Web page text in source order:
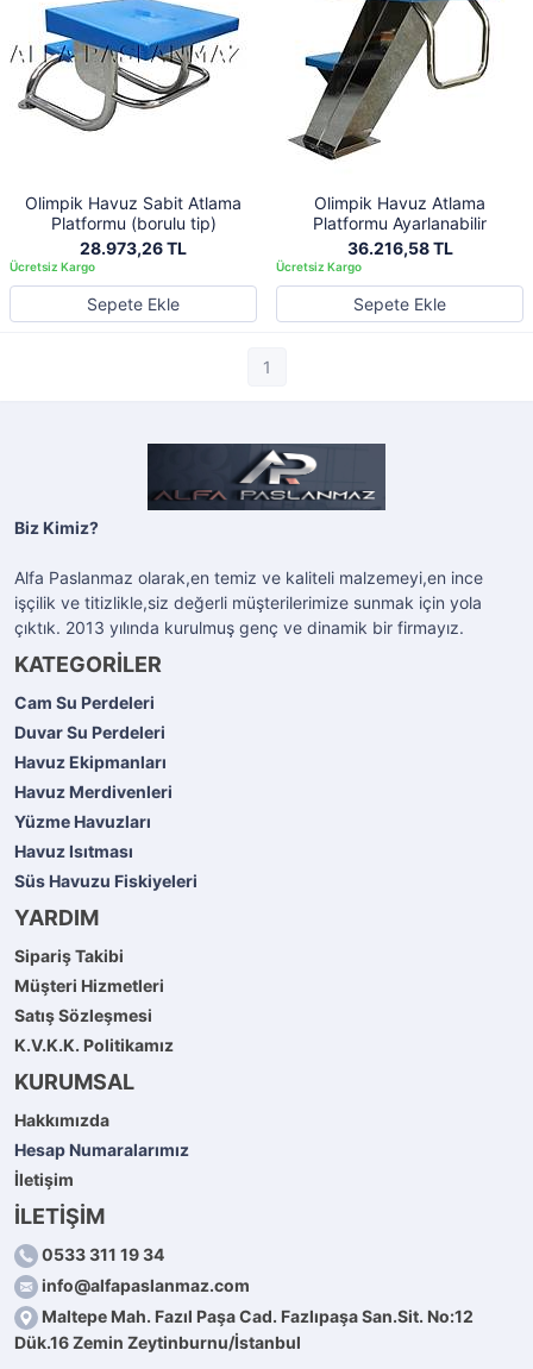
Olimpik Havuz Sabit Atlama
Platformu (borulu tip)
28.973,26 TL
Sepete Ekle
Olimpik Havuz Atlama
Platformu Ayarlanabilir
36.216,58 TL
Sepete Ekle
1
Biz Kimiz?
Alfa Paslanmaz olarak,en temiz ve kaliteli malzemeyi,en ince
işçilik ve titizlikle,siz değerli müşterilerimize sunmak için yola
çıktık. 2013 yılında kurulmuş genç ve dinamik bir firmayız.
KATEGORİLER
Cam Su Perdeleri
Duvar Su Perdeleri
Havuz Ekipmanları
Havuz Merdivenleri
Yüzme Havuzları
Havuz Isıtması
Süs Havuzu Fiskiyeleri
YARDIM
Sipariş Takibi
Müşteri Hizmetleri
Satış Sözleşmesi
K.V.K.K. Politikamız
KURUMSAL
Hakkımızda
Hesap Numaralarımız
İletişim
İLETİŞİM
0533 311 19 34
info@alfapaslanmaz.com
Maltepe Mah. Fazıl Paşa Cad. Fazlıpaşa San.Sit. No:12
Dük.16 Zemin Zeytinburnu/İstanbul